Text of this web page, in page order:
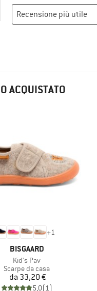
ACQUISTATO
+1
MARCHIO
BISGAARD
Articolo
Kid's Pav
Gruppo di prodotti
Scarpe da casa
Prezzo
da 33,20 €
5,0(1 )